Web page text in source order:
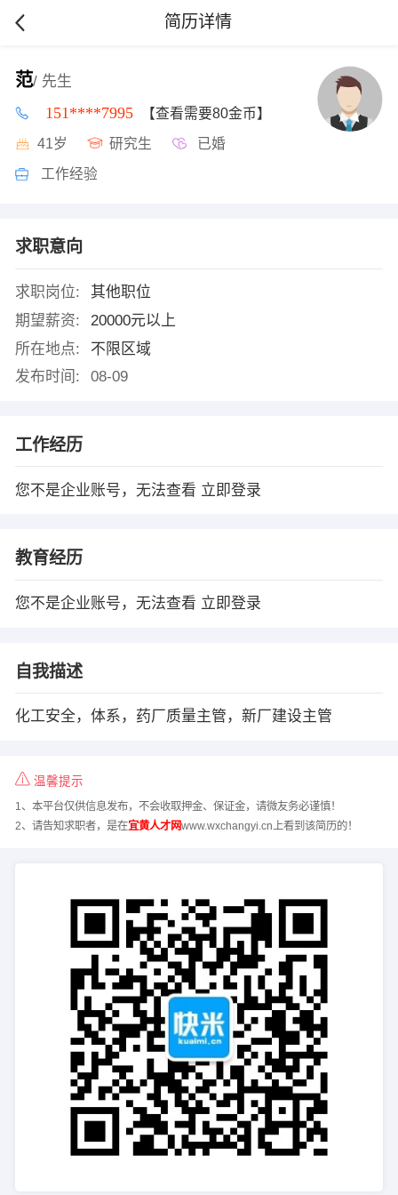
简历详情
范/ 先生
151****7995 【查看需要80金币】
41岁 研究生 已婚
工作经验
求职意向
求职岗位:
其他职位
期望薪资:
20000元以上
所在地点:
不限区域
发布时间:
08-09
工作经历
您不是企业账号，无法查看 立即登录
教育经历
您不是企业账号，无法查看 立即登录
自我描述
化工安全，体系，药厂质量主管，新厂建设主管
温馨提示
1、本平台仅供信息发布，不会收取押金、保证金，请微友务必谨慎！
2、请告知求职者，是在宜黄人才网www.wxchangyi.cn上看到该简历的！